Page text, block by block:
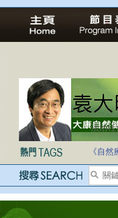
法治社
自家教
《自然